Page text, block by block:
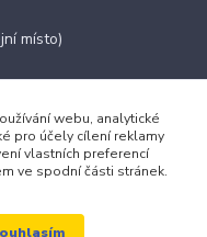
místo)
webu, analytické
pro účely cílení reklamy
vlastních preferencí
ve spodní části stránek.